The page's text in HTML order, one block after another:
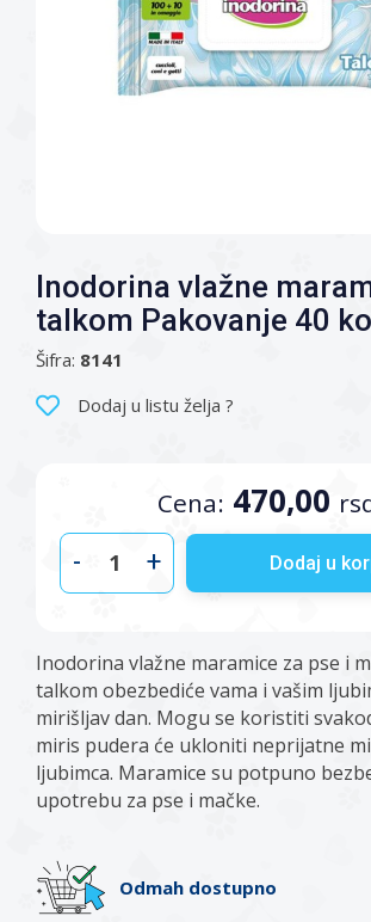
Inodorina vlažne
talkom Pakovanje 40
Šifra: 8141
Dodaj u listu želja ?
Cena: 470,00
- + Dodaj u
Inodorina vlažne maramice za pse i
talkom obezbediće vama i vašim
mirišljav dan. Mogu se koristiti
miris pudera će ukloniti neprijatne
ljubimca. Maramice su potpuno
upotrebu za pse i mačke.
Odmah dostupno